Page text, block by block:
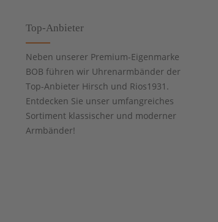
Top-Anbieter
Neben unserer Premium-Eigenmarke
BOB führen wir Uhrenarmbänder der
Top-Anbieter Hirsch und Rios1931.
Entdecken Sie unser umfangreiches
Sortiment klassischer und moderner
Armbänder!